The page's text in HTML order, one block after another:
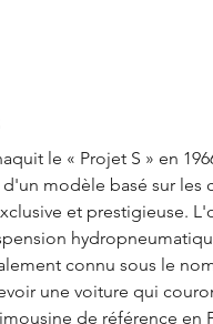
le « Projet S » en
modèle basé sur les
et prestigieuse.
connu sous le
une voiture qui
de référence en